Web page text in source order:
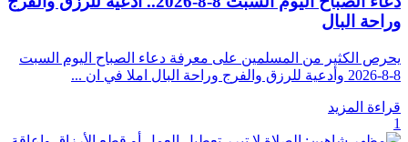
وراحة البال
يحرص الكثير من المسلمين على معرفة دعاء الصباح اليوم السبت
8-8-2026 وأدعية للرزق والفرج وراحة البال املا في ان ...
قراءة المزيد
1